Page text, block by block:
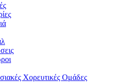
Χορευτικές Ομάδες